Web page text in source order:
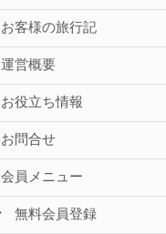
お客様の旅行記
運営概要
お役立ち情報
お問合せ
会員メニュー
無料会員登録